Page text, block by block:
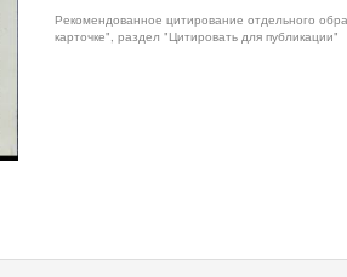
Рекомендованное цитирование отдельного
карточке", раздел "Цитировать для публикации"